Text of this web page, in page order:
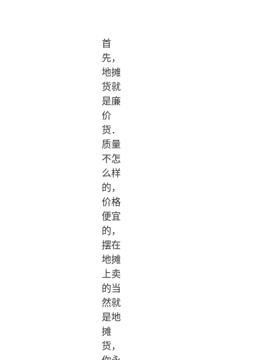
首
先，
地摊
货就
是廉
价
货．
质量
不怎
么样
的，
价格
便宜
的，
摆在
地摊
上卖
的当
然就
是地
摊
货，